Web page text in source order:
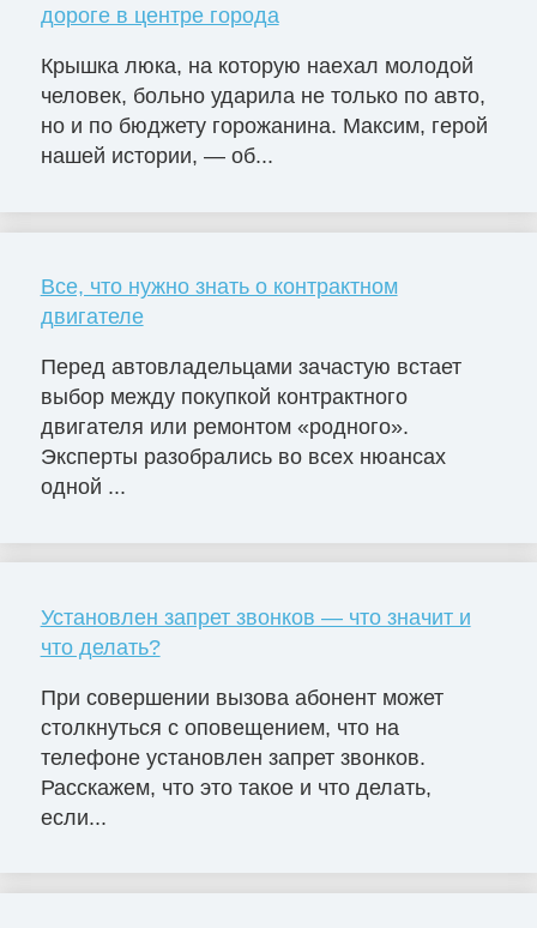
дороге в центре города
Крышка люка, на которую наехал молодой
человек, больно ударила не только по авто,
но и по бюджету горожанина. Максим, герой
нашей истории, — об...
Все, что нужно знать о контрактном
двигателе
Перед автовладельцами зачастую встает
выбор между покупкой контрактного
двигателя или ремонтом «родного».
Эксперты разобрались во всех нюансах
одной ...
Установлен запрет звонков — что значит и
что делать?
При совершении вызова абонент может
столкнуться с оповещением, что на
телефоне установлен запрет звонков.
Расскажем, что это такое и что делать,
если...